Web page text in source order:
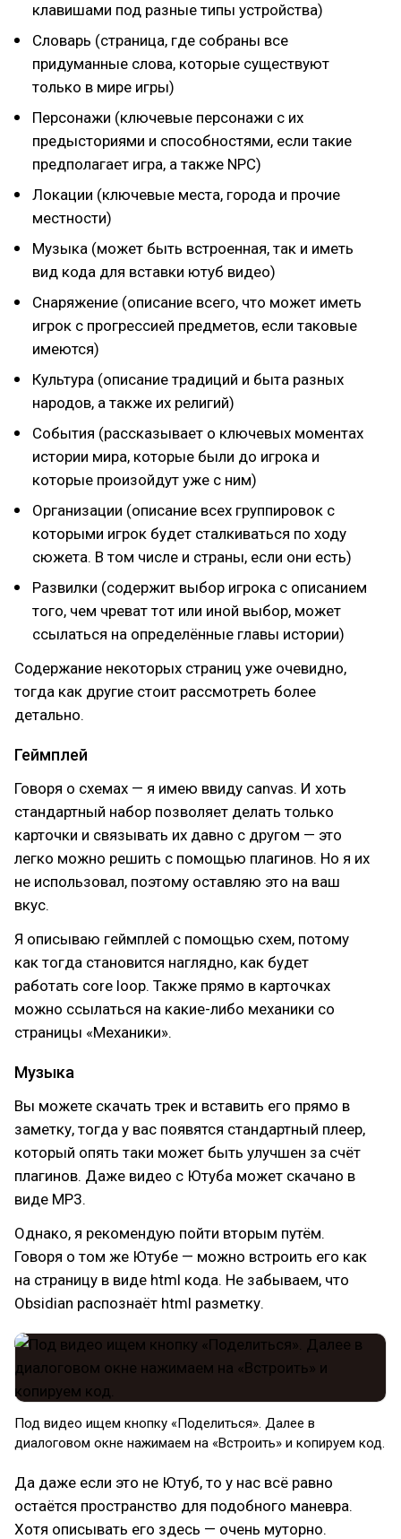
клавишами под разные типы устройства)
Словарь (страница, где собраны все
придуманные слова, которые существуют
только в мире игры)
Персонажи (ключевые персонажи с их
предысториями и способностями, если такие
предполагает игра, а также NPC)
Локации (ключевые места, города и прочие
местности)
Музыка (может быть встроенная, так и иметь
вид кода для вставки ютуб видео)
Снаряжение (описание всего, что может иметь
игрок с прогрессией предметов, если таковые
имеются)
Культура (описание традиций и быта разных
народов, а также их религий)
События (рассказывает о ключевых моментах
истории мира, которые были до игрока и
которые произойдут уже с ним)
Организации (описание всех группировок с
которыми игрок будет сталкиваться по ходу
сюжета. В том числе и страны, если они есть)
Развилки (содержит выбор игрока с описанием
того, чем чреват тот или иной выбор, может
ссылаться на определённые главы истории)
Содержание некоторых страниц уже очевидно,
тогда как другие стоит рассмотреть более
детально.
Геймплей
Говоря о схемах — я имею ввиду canvas. И хоть
стандартный набор позволяет делать только
карточки и связывать их давно с другом — это
легко можно решить с помощью плагинов. Но я их
не использовал, поэтому оставляю это на ваш
вкус.
Я описываю геймплей с помощью схем, потому
как тогда становится наглядно, как будет
работать core loop. Также прямо в карточках
можно ссылаться на какие-либо механики со
страницы «Механики».
Музыка
Вы можете скачать трек и вставить его прямо в
заметку, тогда у вас появятся стандартный плеер,
который опять таки может быть улучшен за счёт
плагинов. Даже видео с Ютуба может скачано в
виде MP3.
Однако, я рекомендую пойти вторым путём.
Говоря о том же Ютубе — можно встроить его как
на страницу в виде html кода. Не забываем, что
Obsidian распознаёт html разметку.
Под видео ищем кнопку «Поделиться». Далее в
диалоговом окне нажимаем на «Встроить» и копируем код.
Да даже если это не Ютуб, то у нас всё равно
остаётся пространство для подобного маневра.
Хотя описывать его здесь — очень муторно.